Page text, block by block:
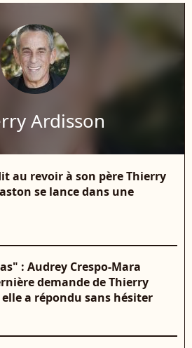
Ardisson
au revoir à son père Thierry
se lance dans une
: Audrey Crespo-Mara
demande de Thierry
a répondu sans hésiter